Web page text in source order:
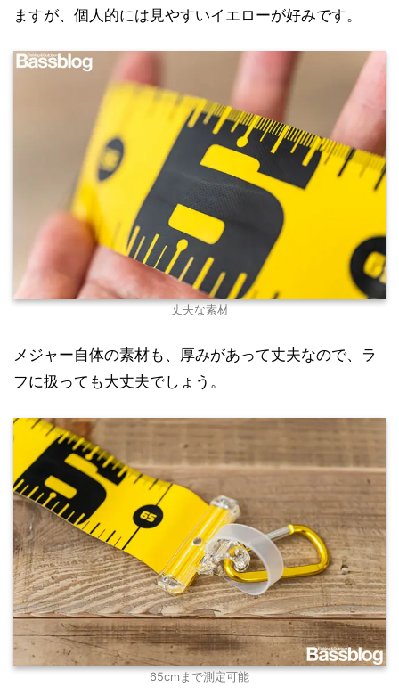
ますが、個人的には見やすいイエローが好みです。
丈夫な素材
メジャー自体の素材も、厚みがあって丈夫なので、ラ
フに扱っても大丈夫でしょう。
65cmまで測定可能